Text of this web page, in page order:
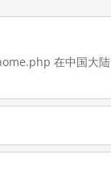
在中国大陆